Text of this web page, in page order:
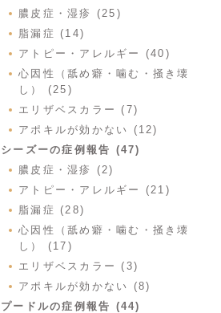
膿皮症・湿疹 (25)
脂漏症 (14)
アトピー・アレルギー (40)
心因性（舐め癖・噛む・掻き壊
し） (25)
エリザベスカラー (7)
アポキルが効かない (12)
シーズーの症例報告 (47)
膿皮症・湿疹 (2)
アトピー・アレルギー (21)
脂漏症 (28)
心因性（舐め癖・噛む・掻き壊
し） (17)
エリザベスカラー (3)
アポキルが効かない (8)
プードルの症例報告 (44)